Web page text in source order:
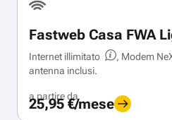
Fastweb Casa FWA
Internet illimitato
, Modem
antenna inclusi.
a partire da
25,95 €/mese